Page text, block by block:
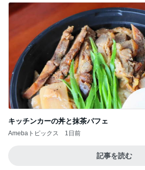
キッチンカーの丼と抹茶パフェ
Amebaトピックス 1日前
記事を読む